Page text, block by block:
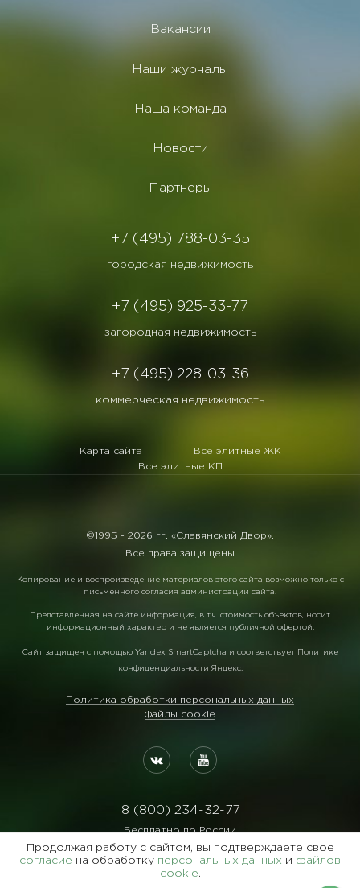
Вакансии
Наши журналы
Наша команда
Новости
Партнеры
+7 (495) 788-03-35
городская недвижимость
+7 (495) 925-33-77
загородная недвижимость
+7 (495) 228-03-36
коммерческая недвижимость
Карта сайта
Все элитные ЖК
Все элитные КП
©1995 - 2026 гг. «Славянский Двор».
Все права защищены
Копирование и воспроизведение материалов этого сайта возможно только с
письменного согласия администрации сайта.
Представленная на сайте информация, в т.ч. стоимость объектов, носит
информационный характер и не является публичной офертой.
Сайт защищен с помощью Yandex SmartCaptcha и соответствует Политике
конфиденциальности Яндекс.
Политика обработки персональных данных
Файлы cookie
8 (800) 234-32-77
Бесплатно по России
Реквизиты:
ООО Агентство "Славянский Двор"
Продолжая работу с сайтом, вы подтверждаете свое
согласие на обработку персональных данных и файлов
cookie.